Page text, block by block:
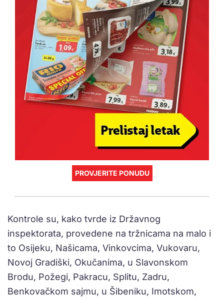
PROVJERITE PONUDU
Kontrole su, kako tvrde iz Državnog
inspektorata, provedene na tržnicama na malo i
to Osijeku, Našicama, Vinkovcima, Vukovaru,
Novoj Gradiški, Okučanima, u Slavonskom
Brodu, Požegi, Pakracu, Splitu, Zadru,
Benkovačkom sajmu, u Šibeniku, Imotskom,